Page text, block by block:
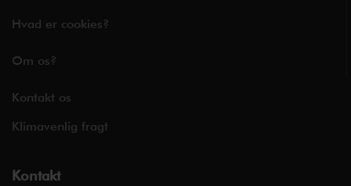
Hvad er cookies?
Om os?
Kontakt os
Klimavenlig fragt
Kontakt